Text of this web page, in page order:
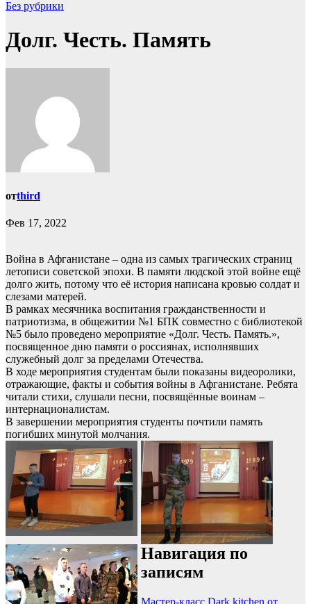
Без рубрики
Долг. Честь. Память
отthird
Фев 17, 2022
Война в Афганистане – одна из самых трагических страниц
летописи советской эпохи. В памяти людской этой войне ещё
долго жить, потому что её история написана кровью солдат и
слезами матерей.
В рамках месячника воспитания гражданственности и
патриотизма, в общежитии №1 БПК совместно с библиотекой
№5 было проведено мероприятие «Долг. Честь. Память.»,
посвященное дню памяти о россиянах, исполнявших
служебный долг за пределами Отечества.
В ходе мероприятия студентам были показаны видеоролики,
отражающие, факты и события войны в Афганистане. Ребята
читали стихи, слушали песни, посвящённые воинам –
интернационалистам.
В завершении мероприятия студенты почтили память
погибших минутой молчания.
Навигация по
записям